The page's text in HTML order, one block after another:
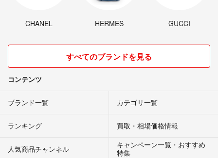
CHANEL HERMES GUCCI
すべてのブランドを見る
コンテンツ
ブランド一覧 カテゴリ一覧
ランキング 買取・相場価格情報
人気商品チャンネル
キャンペーン一覧・おすすめ
特集